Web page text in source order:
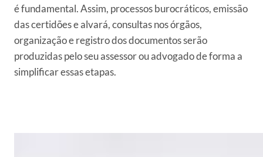
é fundamental. Assim, processos burocráticos, emissão
das certidões e alvará, consultas nos órgãos,
organização e registro dos documentos serão
produzidas pelo seu assessor ou advogado de forma a
simplificar essas etapas.